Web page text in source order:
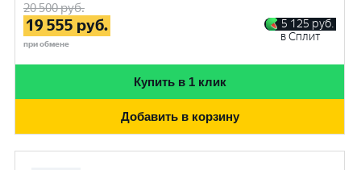
20 500руб.
19 555 руб.
при обмене
5 125 руб.
в Сплит
Купить в 1 клик
Добавить в корзину